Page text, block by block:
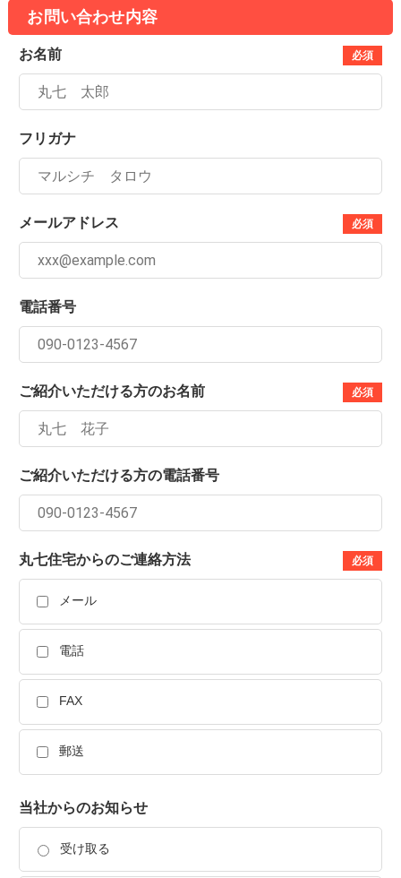
お問い合わせ内容
お名前 必須
フリガナ
メールアドレス 必須
電話番号
ご紹介いただける方のお名前 必須
ご紹介いただける方の電話番号
丸七住宅からのご連絡方法 必須
メール
電話
FAX
郵送
当社からのお知らせ
受け取る